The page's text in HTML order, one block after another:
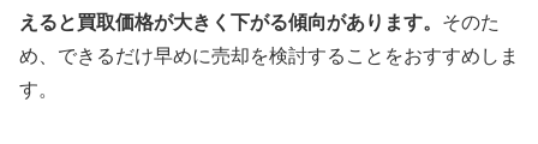
えると買取価格が大きく下がる傾向があります。 そのた
め、できるだけ早めに売却を検討することをおすすめしま
す。